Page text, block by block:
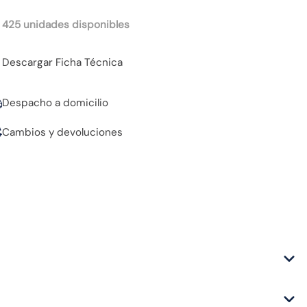
425 unidades disponibles
Descargar Ficha Técnica
Despacho a domicilio
Cambios y devoluciones